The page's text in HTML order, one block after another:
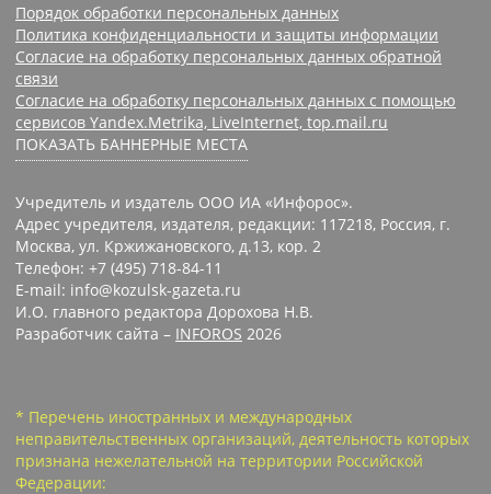
Порядок обработки персональных данных
Политика конфиденциальности и защиты информации
Согласие на обработку персональных данных обратной
связи
Согласие на обработку персональных данных с помощью
сервисов Yandex.Metrika, LiveInternet, top.mail.ru
ПОКАЗАТЬ БАННЕРНЫЕ МЕСТА
Учредитель и издатель ООО ИА «Инфорос».
Адрес учредителя, издателя, редакции: 117218, Россия, г.
Москва, ул. Кржижановского, д.13, кор. 2
Телефон: +7 (495) 718-84-11
E-mail: info@kozulsk-gazeta.ru
И.О. главного редактора Дорохова Н.В.
Разработчик сайта – INFOROS 2026
* Перечень иностранных и международных
неправительственных организаций, деятельность которых
признана нежелательной на территории Российской
Федерации: